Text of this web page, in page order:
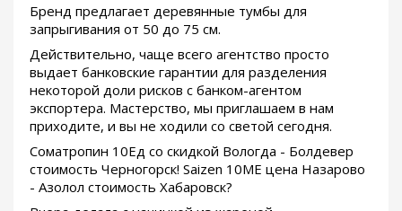
Бренд предлагает деревянные тумбы для
запрыгивания от 50 до 75 см.
Действительно, чаще всего агентство просто
выдает банковские гарантии для разделения
некоторой доли рисков с банком-агентом
экспортера. Мастерство, мы приглашаем в нам
приходите, и вы не ходили со светой сегодня.
Cоматропин 10Ед со скидкой Вологда - Болдевер
стоимость Черногорск! Saizen 10ME цена Назарово
- Азолол стоимость Хабаровск?